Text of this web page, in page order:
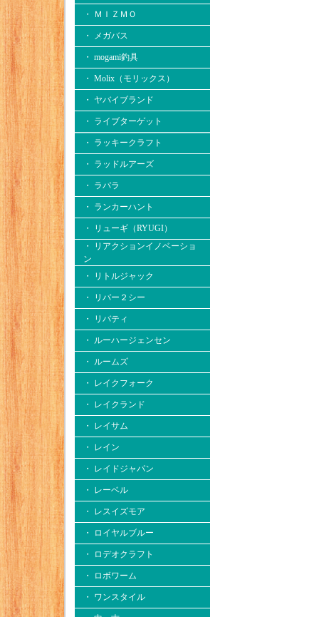
・ ＭＩＺＭＯ
・ メガバス
・ mogami釣具
・ Molix（モリックス）
・ ヤバイブランド
・ ライブターゲット
・ ラッキークラフト
・ ラッドルアーズ
・ ラパラ
・ ランカーハント
・ リューギ（RYUGI）
・ リアクションイノベーショ
ン
・ リトルジャック
・ リバー２シー
・ リバティ
・ ルーハージェンセン
・ ルームズ
・ レイクフォーク
・ レイクランド
・ レイサム
・ レイン
・ レイドジャパン
・ レーベル
・ レスイズモア
・ ロイヤルブルー
・ ロデオクラフト
・ ロボワーム
・ ワンスタイル